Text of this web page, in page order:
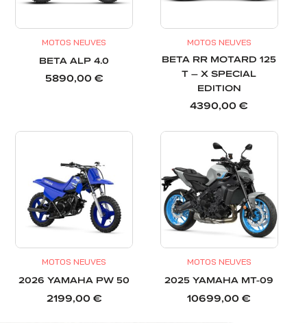
MOTOS NEUVES
BETA ALP 4.0
5890,00 €
MOTOS NEUVES
BETA RR MOTARD 125
T – X SPECIAL
EDITION
4390,00€
MOTOS NEUVES
2026 YAMAHA PW 50
2199,00 €
MOTOS NEUVES
2025 YAMAHA MT-09
10699,00€